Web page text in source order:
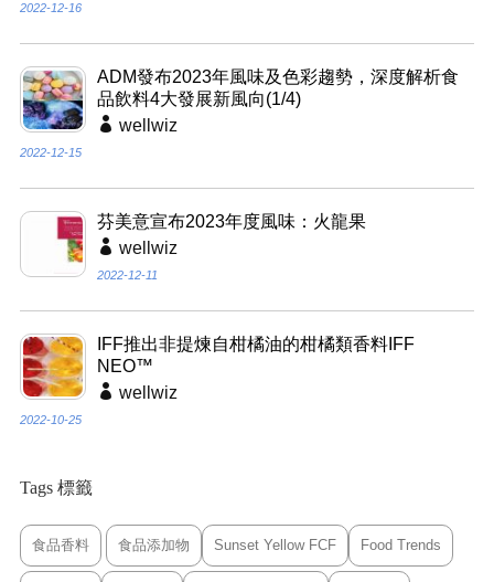
2022-12-16
ADM發布2023年風味及色彩趨勢，深度解析食
品飲料4大發展新風向(1/4)
wellwiz
2022-12-15
芬美意宣布2023年度風味：火龍果
wellwiz
2022-12-11
IFF推出非提煉自柑橘油的柑橘類香料IFF
NEO™
wellwiz
2022-10-25
Tags 標籤
食品香料 食品添加物 Sunset Yellow FCF Food Trends